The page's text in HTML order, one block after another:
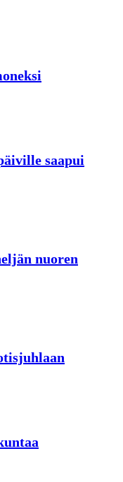
saapui
nuoren